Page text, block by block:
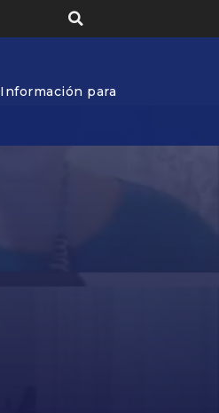
Información para